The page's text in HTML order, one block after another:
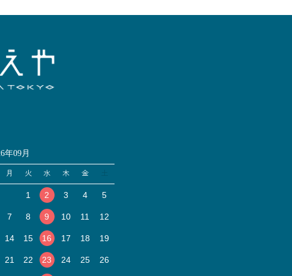
年09月
月 火 水 木 金
1 2 3 4 5
7 8 9 10 11 12
14 15 16 17 18 19
21 22 23 24 25 26